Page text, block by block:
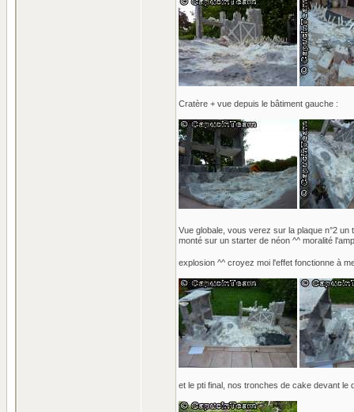
Cratère + vue depuis le bâtiment gauche :
Vue globale, vous verez sur la plaque n°2
monté sur un starter de néon ^^ moralité
explosion ^^ croyez moi l'effet fonctionne à
et le pti final, nos tronches de cake devant le